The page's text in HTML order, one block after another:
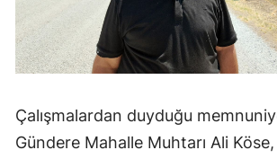
Çalışmalardan duyduğu
Gündere Mahalle Muhtarı Ali